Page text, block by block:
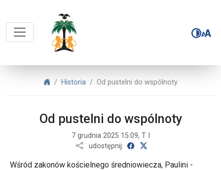
POWOŁANIA PAULINI
Historia Od pustelni do wspólnoty
Od pustelni do wspólnoty
7 grudnia 2025 15:09, T I
udostępnij:
udostępnij na Facebooku
Wśród zakonów kościelnego średniowiecza, Paulini -